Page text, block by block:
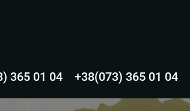
365 01 04 +38(073) 365 01 04